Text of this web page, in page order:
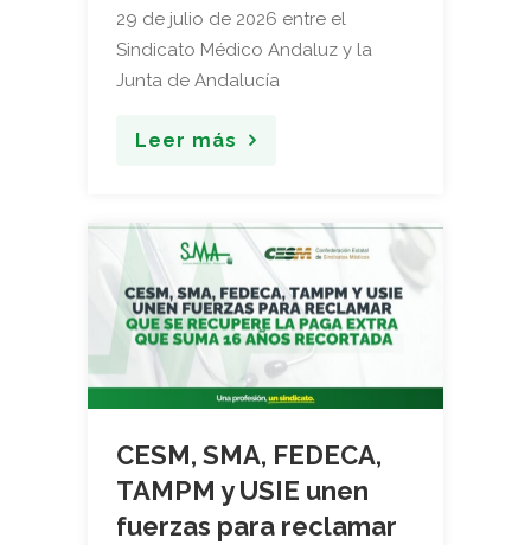
29 de julio de 2026 entre el
Sindicato Médico Andaluz y la
Junta de Andalucía
Leer más
CESM, SMA, FEDECA,
TAMPM y USIE unen
fuerzas para reclamar